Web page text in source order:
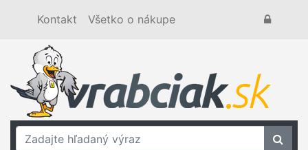
Kontakt Všetko o nákupe